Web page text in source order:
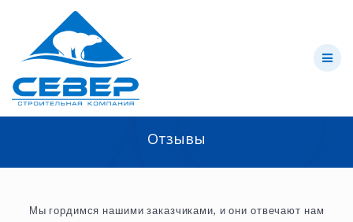
Отзывы
Мы гордимся нашими заказчиками, и они отвечают нам